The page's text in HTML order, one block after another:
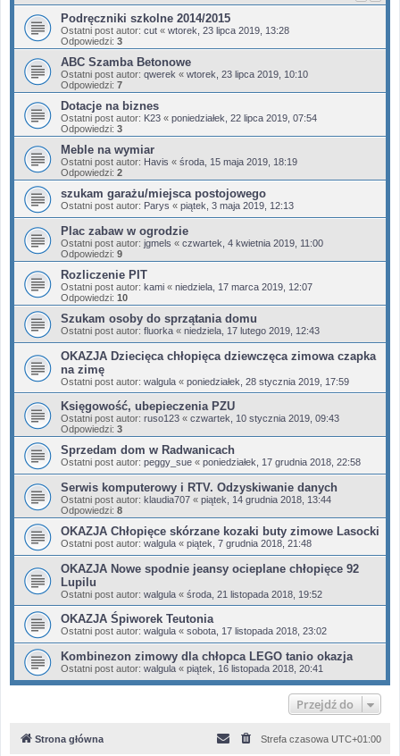
Podręczniki szkolne 2014/2015
Ostatni post autor: cut « wtorek, 23 lipca 2019, 13:28
Odpowiedzi: 3
ABC Szamba Betonowe
Ostatni post autor: qwerek « wtorek, 23 lipca 2019, 10:10
Odpowiedzi: 7
Dotacje na biznes
Ostatni post autor: K23 « poniedziałek, 22 lipca 2019, 07:54
Odpowiedzi: 3
Meble na wymiar
Ostatni post autor: Havis « środa, 15 maja 2019, 18:19
Odpowiedzi: 2
szukam garażu/miejsca postojowego
Ostatni post autor: Parys « piątek, 3 maja 2019, 12:13
Plac zabaw w ogrodzie
Ostatni post autor: jgmels « czwartek, 4 kwietnia 2019, 11:00
Odpowiedzi: 9
Rozliczenie PIT
Ostatni post autor: kami « niedziela, 17 marca 2019, 12:07
Odpowiedzi: 10
Szukam osoby do sprzątania domu
Ostatni post autor: fluorka « niedziela, 17 lutego 2019, 12:43
OKAZJA Dziecięca chłopięca dziewczęca zimowa czapka
na zimę
Ostatni post autor: walgula « poniedziałek, 28 stycznia 2019, 17:59
Księgowość, ubepieczenia PZU
Ostatni post autor: ruso123 « czwartek, 10 stycznia 2019, 09:43
Odpowiedzi: 3
Sprzedam dom w Radwanicach
Ostatni post autor: peggy_sue « poniedziałek, 17 grudnia 2018, 22:58
Serwis komputerowy i RTV. Odzyskiwanie danych
Ostatni post autor: klaudia707 « piątek, 14 grudnia 2018, 13:44
Odpowiedzi: 8
OKAZJA Chłopięce skórzane kozaki buty zimowe Lasocki
Ostatni post autor: walgula « piątek, 7 grudnia 2018, 21:48
OKAZJA Nowe spodnie jeansy ocieplane chłopięce 92
Lupilu
Ostatni post autor: walgula « środa, 21 listopada 2018, 19:52
OKAZJA Śpiworek Teutonia
Ostatni post autor: walgula « sobota, 17 listopada 2018, 23:02
Kombinezon zimowy dla chłopca LEGO tanio okazja
Ostatni post autor: walgula « piątek, 16 listopada 2018, 20:41
Przejdź do
Strona główna Strefa czasowa UTC+01:00